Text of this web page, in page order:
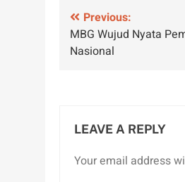
Post
navigation
Previous:
MBG Wujud Nyata
Nasional
LEAVE A REPLY
Your email address